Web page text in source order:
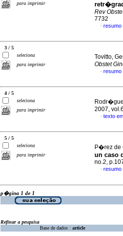
para imprimir
Rev
7732
· resumo
3 / 5
seleciona
para imprimir
Tovitto,
Obstet
· resumo
4 / 5
seleciona
para imprimir
2007,
· texto
5 / 5
seleciona
para imprimir
P�rez de
un caso
no.2,
· resumo
p�gina 1 de 1
Refinar a pesquisa
Base de dados : article